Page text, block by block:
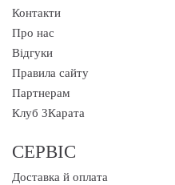
Контакти
Про нас
Відгуки
Правила сайту
Партнерам
Клуб 3Карата
СЕРВІС
Доставка й оплата